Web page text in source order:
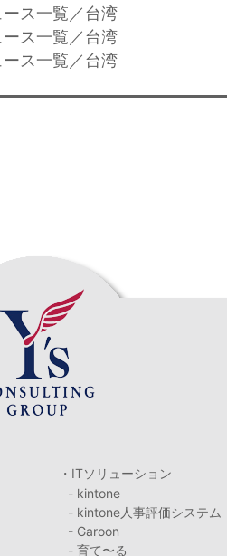
ス一覧／台湾
ス一覧／台湾
ス一覧／台湾
・ITソリューション
- kintone
- kintone人事評価システム
- Garoon
- 育て〜る